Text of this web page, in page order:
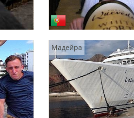
Мадейра